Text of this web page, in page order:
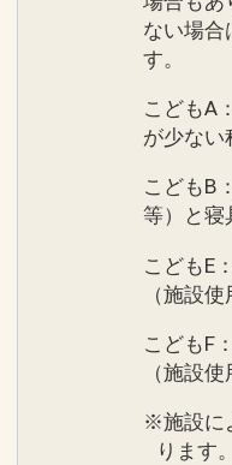
ない場合
す。
こどもA
が少ない
こどもB
等）と寝
こどもE
（施設使
こどもF
（施設
※施設に
ります。